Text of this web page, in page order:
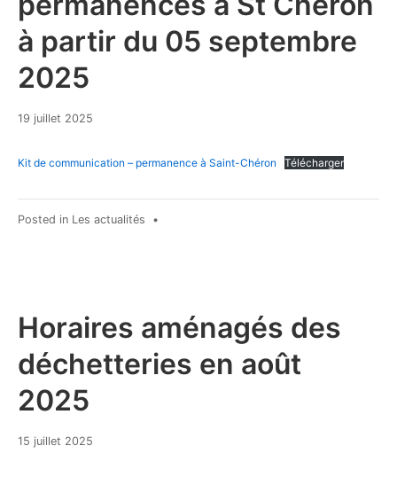
à partir du 05 septembre
2025
19 juillet 2025
Kit de communication – permanence à Saint-Chéron Télécharger
Posted in Les actualités •
Horaires aménagés des
déchetteries en août
2025
15 juillet 2025